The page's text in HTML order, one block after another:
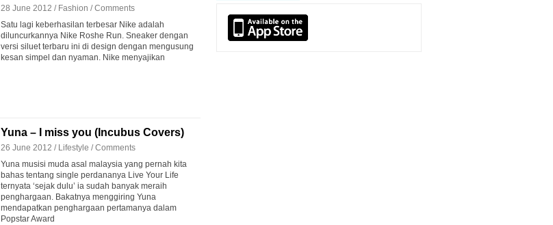
28 June 2012 / Fashion /Comments
Satu lagi keberhasilan terbesar Nike adalah
diluncurkannya Nike Roshe Run. Sneaker dengan
versi siluet terbaru ini di design dengan mengusung
kesan simpel dan nyaman. Nike menyajikan
Yuna – I miss you (Incubus Covers)
26 June 2012 / Lifestyle /Comments
Yuna musisi muda asal malaysia yang pernah kita
bahas tentang single perdananya Live Your Life
ternyata ‘sejak dulu’ ia sudah banyak meraih
penghargaan. Bakatnya menggiring Yuna
mendapatkan penghargaan pertamanya dalam
Popstar Award